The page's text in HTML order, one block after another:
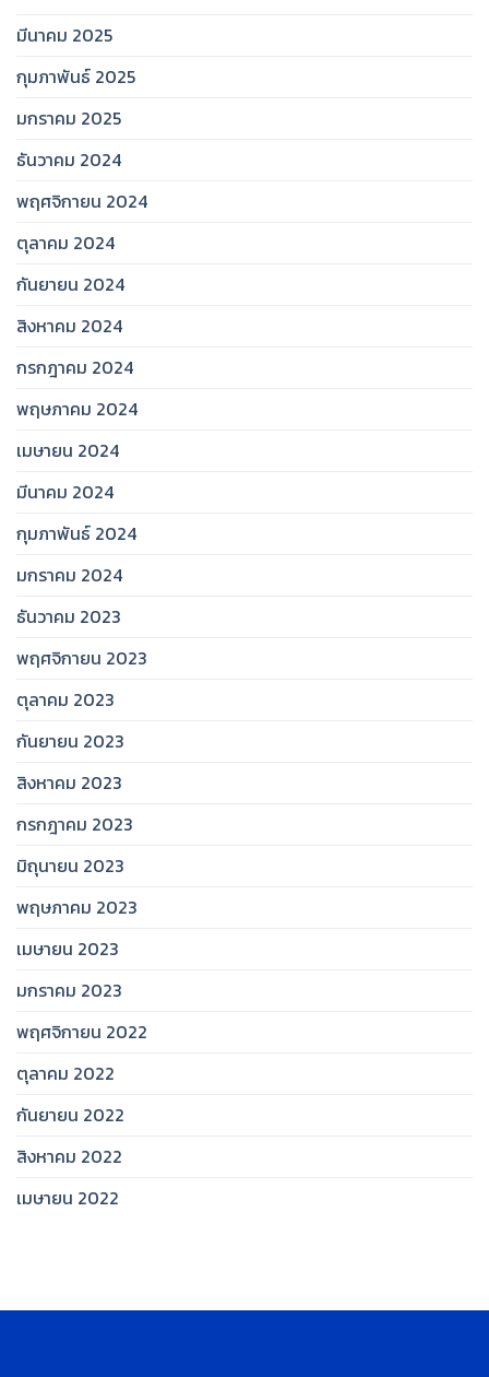
มีนาคม 2025
กุมภาพันธ์ 2025
มกราคม 2025
ธันวาคม 2024
พฤศจิกายน 2024
ตุลาคม 2024
กันยายน 2024
สิงหาคม 2024
กรกฎาคม 2024
พฤษภาคม 2024
เมษายน 2024
มีนาคม 2024
กุมภาพันธ์ 2024
มกราคม 2024
ธันวาคม 2023
พฤศจิกายน 2023
ตุลาคม 2023
กันยายน 2023
สิงหาคม 2023
กรกฎาคม 2023
มิถุนายน 2023
พฤษภาคม 2023
เมษายน 2023
มกราคม 2023
พฤศจิกายน 2022
ตุลาคม 2022
กันยายน 2022
สิงหาคม 2022
เมษายน 2022